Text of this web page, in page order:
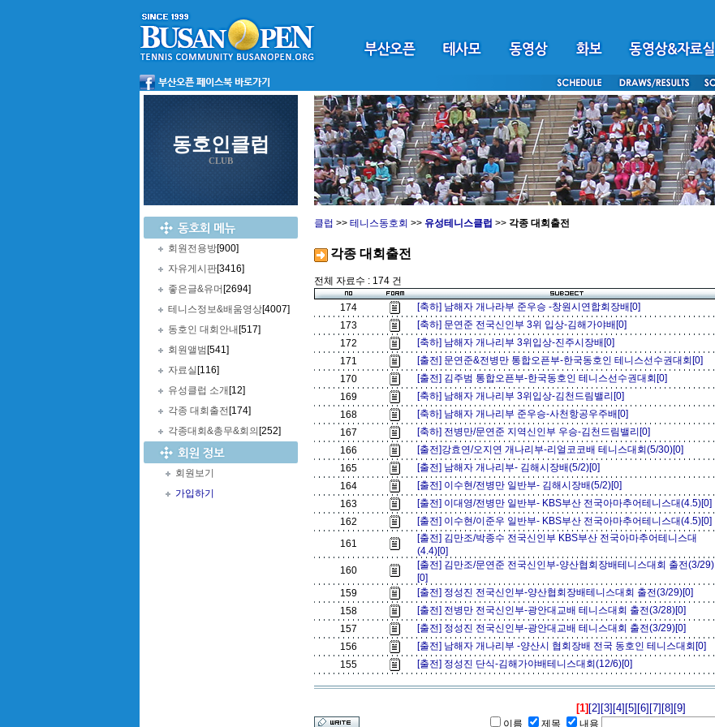
동호인클럽
CLUB
회원전용방[900]
자유게시판[3416]
좋은글&유머 [2694]
테니스정보&배움영상[4007]
동호인 대회안내 [517]
회원앨범 [541]
자료실 [116]
유성클럽 소개 [12]
각종 대회출전 [174]
각종대회&총무&회의 [252]
회원보기
가입하기
클럽 >> 테니스동호회 >> 유성테니스클럽 >> 각종 대회출전
각종 대회출전
전체 자료수 : 174 건
174 [축하] 남해자 개나라부 준우승 -창원시연합회장배[0]
173
[축하] 문연준 전국신인부 3위 입상-김해가야배[0]
172
[축하] 남해자 개나리부 3위입상-진주시장배[0]
171
[출전] 문연준&전병만 통합오픈부-한국동호인 테니스선수권대회[0]
170
[출전] 김주범 통합오픈부-한국동호인 테니스선수권대회[0]
169
[축하] 남해자 개나리부 3위입상-김천드림밸리[0]
168
[축하] 남해자 개나리부 준우승-사천항공우주배[0]
167
[축하] 전병만/문연준 지역신인부 우승-김천드림밸리[0]
166
[출전]강효연/오지연 개나리부-리얼코코배 테니스대회(5/30)[0]
165
[출전] 남해자 개나리부- 김해시장배(5/2)[0]
164
[출전] 이수현/전병만 일반부- 김해시장배(5/2)[0]
163
[출전] 이대영/전병만 일반부- KBS부산 전국아마추어테니스대(4.5)[0]
162
[출전] 이수현/이준우 일반부- KBS부산 전국아마추어테니스대(4.5)[0]
161
[출전] 김만조/박종수 전국신인부 KBS부산 전국아마추어테니스대
(4.4)[0]
160
[출전] 김만조/문연준 전국신인부-양산협회장배테니스대회 출전(3/29)
[0]
159
[출전] 정성진 전국신인부-양산협회장배테니스대회 출전(3/29)[0]
158
[출전] 전병만 전국신인부-광안대교배 테니스대회 출전(3/28)[0]
157
[출전] 정성진 전국신인부-광안대교배 테니스대회 출전(3/29)[0]
156
[출전] 남해자 개나리부 -양산시 협회장배 전국 동호인 테니스대회[0]
155
[출전] 정성진 단식-김해가야배테니스대회(12/6)[0]
[1] [2] [3] [4] [5] [6] [7] [8] [9]
이름 제목 내용